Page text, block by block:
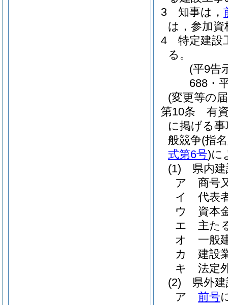
3
知事は，
は，参加
4
特定建設
る。
(平9告
688・
(変更等の
第10条
有
に掲げる
般競争(指
式第6号)に
(1)
県内
ア
商号
イ
代表
ウ
資本
エ
主た
オ
一般
カ
建設
キ
法定
(2)
県外
ア
前号